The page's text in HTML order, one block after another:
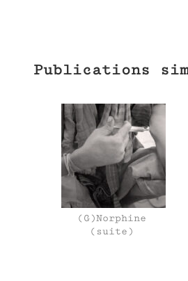
Publications
(G)Norphine
(suite)